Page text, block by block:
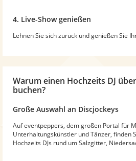
4. Live-Show genießen
Lehnen Sie sich zurück und genießen Sie
Warum einen Hochzeits DJ
buchen?
Große Auswahl an Discjockeys
Auf eventpeppers, dem großen Portal für
Unterhaltungskünstler und Tänzer, finden
Hochzeits DJs rund um Salzgitter,